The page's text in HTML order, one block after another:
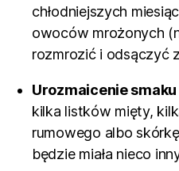
chłodniejszych
owoców mrożonych
rozmrozić i odsączyć
Urozmaicenie smaku
kilka listków mięty,
rumowego albo
będzie miała nieco